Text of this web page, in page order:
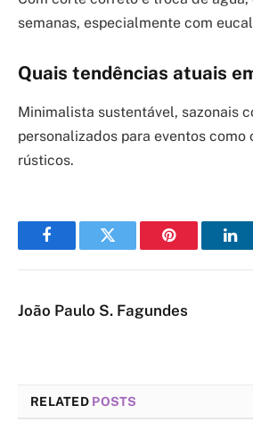
semanas, especialmente com
Quais tendências atuais
Minimalista sustentável, sazonais
personalizados para eventos como
rústicos.
FacebookTwitter Pinterest
João Paulo S. Fagundes
RELATED POSTS